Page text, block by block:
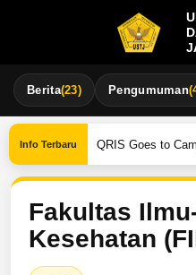
Berita(23) Pengumuman
Info Terbaru
Bakti 2026 QRIS Goes to
Fakultas
Kesehatan